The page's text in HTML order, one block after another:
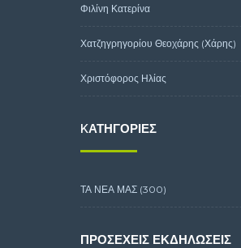
Φιλίνη Κατερίνα
Χατζηγρηγορίου Θεοχάρης (Χάρης)
Χριστόφορος Ηλίας
KΑΤΗΓΟΡΊΕΣ
ΤΑ ΝΕΑ ΜΑΣ (300)
ΠΡΟΣΕΧΕΊΣ ΕΚΔΗΛΏΣΕΙΣ